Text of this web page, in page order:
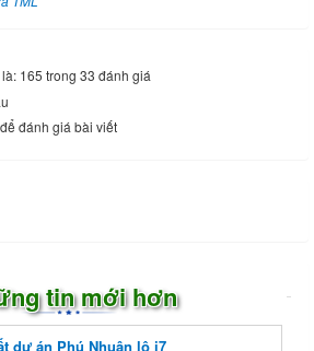
165 trong 33 đánh giá
đánh giá bài viết
tin mới hơn
dự án Phú Nhuận lô i7